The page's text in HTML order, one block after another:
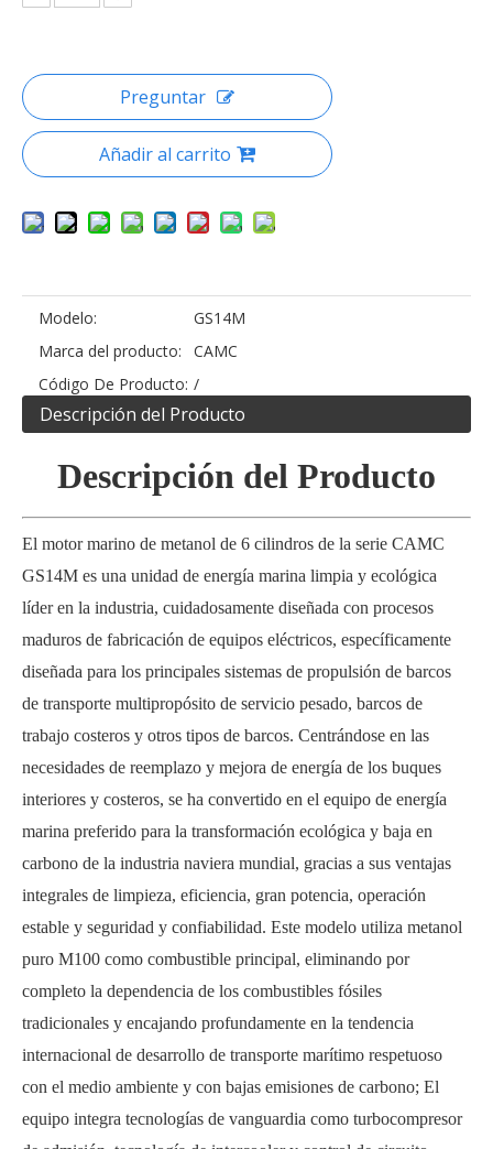
Preguntar
Añadir al carrito
Modelo:
GS14M
Marca del producto:
CAMC
Código De Producto: /
Descripción del Producto
Descripción del Producto
El motor marino de metanol de 6 cilindros de la serie CAMC
GS14M es una unidad de energía marina limpia y ecológica
líder en la industria, cuidadosamente diseñada con procesos
maduros de fabricación de equipos eléctricos, específicamente
diseñada para los principales sistemas de propulsión de barcos
de transporte multipropósito de servicio pesado, barcos de
trabajo costeros y otros tipos de barcos. Centrándose en las
necesidades de reemplazo y mejora de energía de los buques
interiores y costeros, se ha convertido en el equipo de energía
marina preferido para la transformación ecológica y baja en
carbono de la industria naviera mundial, gracias a sus ventajas
integrales de limpieza, eficiencia, gran potencia, operación
estable y seguridad y confiabilidad. Este modelo utiliza metanol
puro M100 como combustible principal, eliminando por
completo la dependencia de los combustibles fósiles
tradicionales y encajando profundamente en la tendencia
internacional de desarrollo de transporte marítimo respetuoso
con el medio ambiente y con bajas emisiones de carbono; El
equipo integra tecnologías de vanguardia como turbocompresor